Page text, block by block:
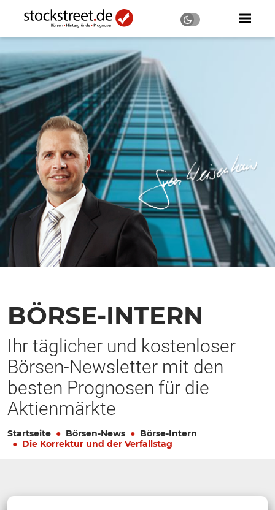
BÖRSE-INTERN
Ihr täglicher und kostenloser
Börsen-Newsletter mit den
besten Prognosen für die
Aktienmärkte
Startseite Börsen-News
Börse-Intern
Die Korrektur und der Verfallstag